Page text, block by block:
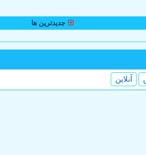
جدیدترین ها
آنلاین